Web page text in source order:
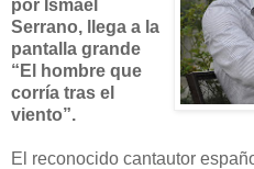
por Ismael
Serrano, llega a la
pantalla grande
“El hombre que
corría tras el
viento”.
El reconocido cantautor